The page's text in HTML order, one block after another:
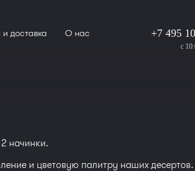
доставка О нас +7 495
с
начинки.
и цветовую палитру наших десертов.